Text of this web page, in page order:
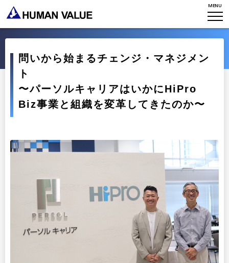
MENU
採用について
PMI
プラクティショナー養成
リサーチ
Stories
リサーチ
出版
その他
検索
問いから始まるチェンジ・マネジメン
ト
〜パーソルキャリアはいかにHiPro
Biz事業と組織を変革してきたのか〜